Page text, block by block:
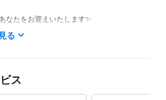
なたをお迎えいたします✨️
に対応可能です。
る
ス